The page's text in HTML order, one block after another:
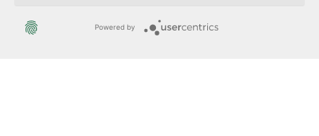
Powered by